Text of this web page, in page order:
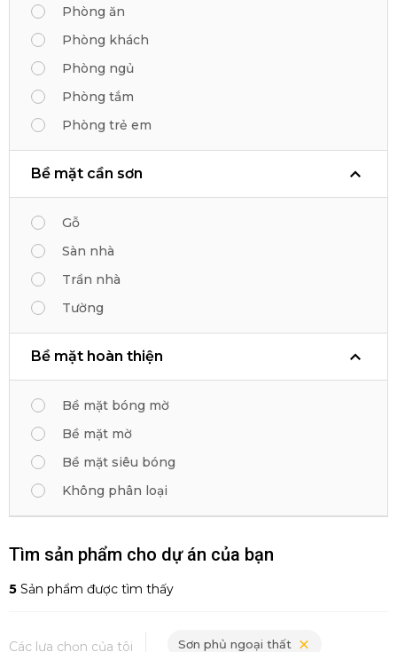
Phòng ăn
Phòng khách
Phòng ngủ
Phòng tắm
Phòng trẻ em
Bề mặt cần sơn
Gỗ
Sàn nhà
Trần nhà
Tường
Bề mặt hoàn thiện
Bề mặt bóng mờ
Bề mặt mờ
Bề mặt siêu bóng
Không phân loại
Tìm sản phẩm cho dự án của bạn
5 Sản phẩm được tìm thấy
Các lựa chọn của tôi Sơn phủ ngoại thất